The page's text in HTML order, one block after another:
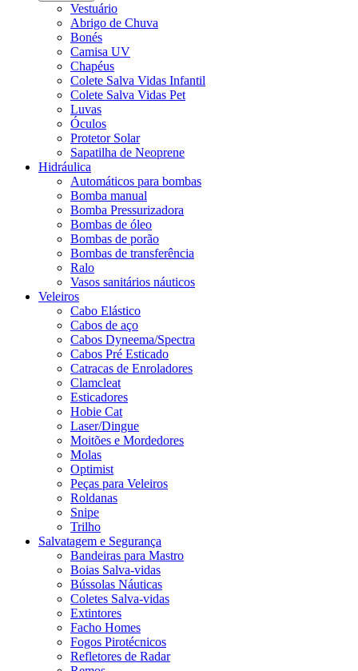
Vestuário
Abrigo de Chuva
Bonés
Camisa UV
Chapéus
Colete Salva Vidas Infantil
Colete Salva Vidas Pet
Luvas
Óculos
Protetor Solar
Sapatilha de Neoprene
Hidráulica
Automáticos para bombas
Bomba manual
Bomba Pressurizadora
Bombas de óleo
Bombas de porão
Bombas de transferência
Ralo
Vasos sanitários náuticos
Veleiros
Cabo Elástico
Cabos de aço
Cabos Dyneema/Spectra
Cabos Pré Esticado
Catracas de Enroladores
Clamcleat
Esticadores
Hobie Cat
Laser/Dingue
Moitões e Mordedores
Molas
Optimist
Peças para Veleiros
Roldanas
Snipe
Trilho
Salvatagem e Segurança
Bandeiras para Mastro
Boias Salva-vidas
Bússolas Náuticas
Coletes Salva-vidas
Extintores
Facho Homes
Fogos Pirotécnicos
Refletores de Radar